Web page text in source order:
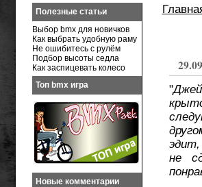
"
не
Полезные статьи
Выбор bmx для новичков
Как выбрать удобную раму
Не ошибитесь с рулём
Подбор высоты седла
Как заспицевать колесо
Топ bmx игра
Новые комментарии